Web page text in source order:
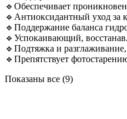
🔹Обеспечивает
🔹Антиоксидантный уход за
🔹Поддержание баланса
🔹Успокаивающий,
🔹Подтяжка и
🔹Препятствует
Показаны все (9)